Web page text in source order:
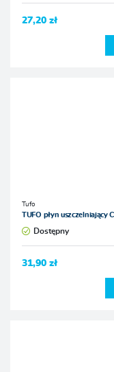
27,20 zł
Tufo
TUFO płyn uszczelniający
Dostępny
31,90 zł